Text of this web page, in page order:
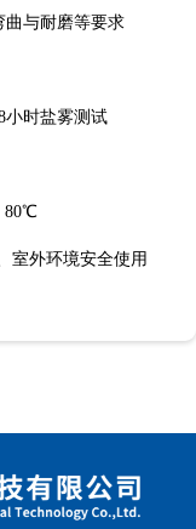
曲与耐磨等要求
小时盐雾测试
80℃
室外环境安全使用